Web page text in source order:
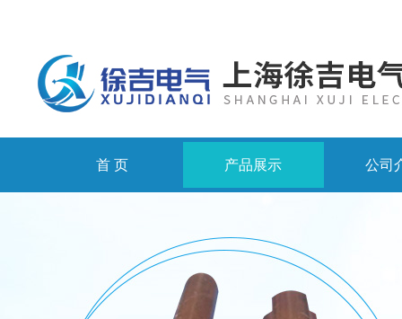
首 页 产品展示 公司